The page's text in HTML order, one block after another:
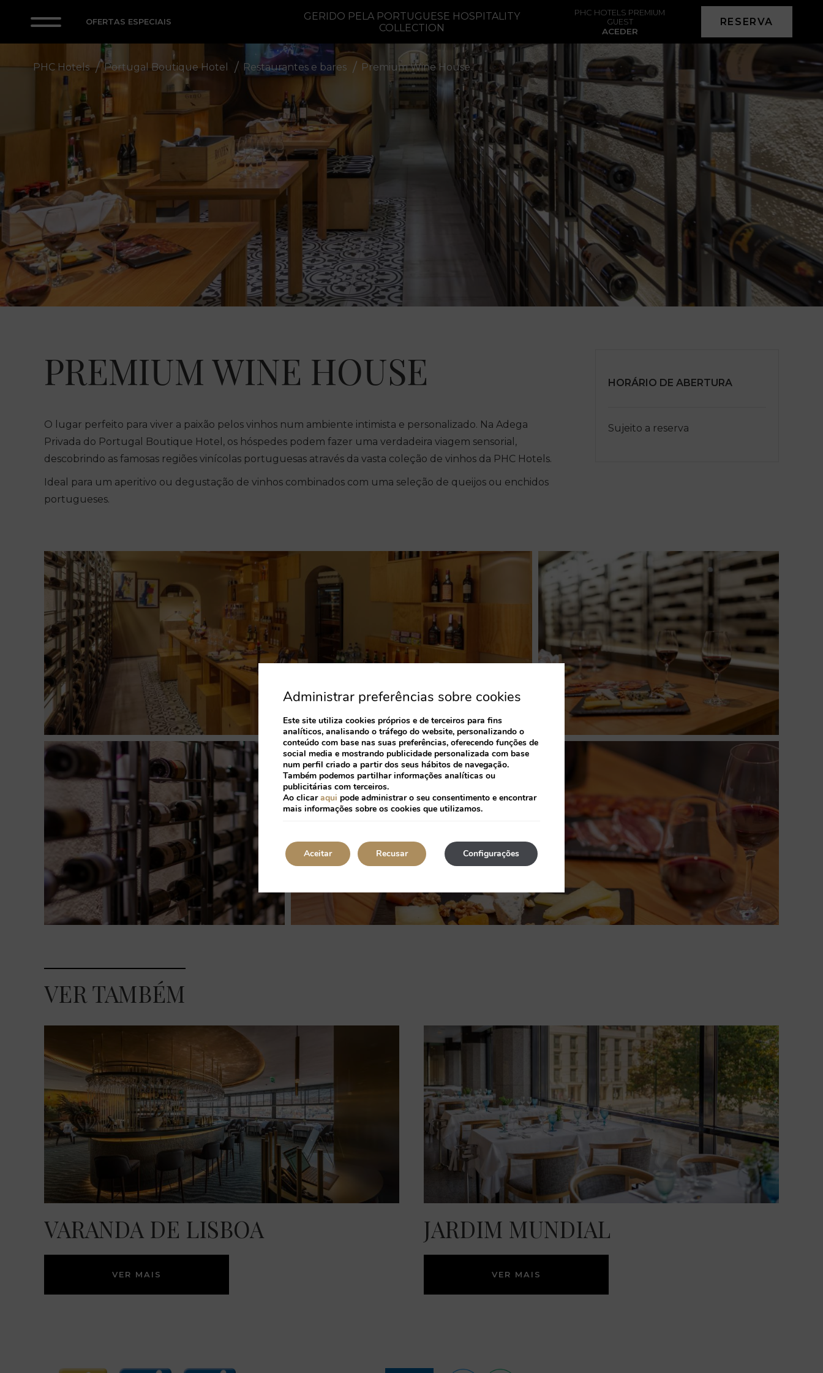
OFERTAS ESPECIAIS
GERIDO PELA PORTUGUESE HOSPITALITY
COLLECTION
PHC HOTELS PREMIUM
GUEST
ACEDER
RESERVA
PHC Hotels Portugal Boutique Hotel Restaurantes e bares Premium Wine House
PREMIUM WINE HOUSE
O lugar perfeito para viver a paixão pelos vinhos num ambiente intimista e personalizado. Na Adega
Privada do Portugal Boutique Hotel, os hóspedes podem fazer uma verdadeira viagem sensorial,
descobrindo as famosas regiões vinícolas portuguesas através da vasta coleção de vinhos da PHC Hotels.
Ideal para um aperitivo ou degustação de vinhos combinados com uma seleção de queijos ou enchidos
portugueses.
HORÁRIO DE ABERTURA
Sujeito a reserva
VER TAMBÉM
VARANDA DE LISBOA
VER MAIS
JARDIM MUNDIAL
VER MAIS
Administrar preferências sobre cookies
Este site utiliza cookies próprios e de terceiros para fins
analíticos, analisando o tráfego do website, personalizando o
conteúdo com base nas suas preferências, oferecendo funções de
social media e mostrando publicidade personalizada com base
num perfil criado a partir dos seus hábitos de navegação.
Também podemos partilhar informações analíticas ou
publicitárias com terceiros.
Ao clicaraqui pode administrar o seu consentimento e encontrar
mais informações sobre os cookies que utilizamos.
Aceitar Configurações
Recusar